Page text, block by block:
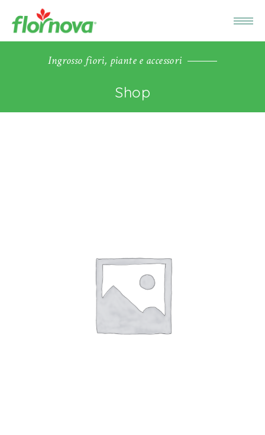
Ingrosso fiori, piante e accessori
Shop